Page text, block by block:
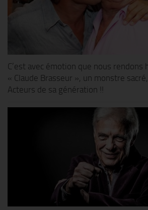
C’est avec émotion que nous rendons
« Claude Brasseur », un monstre
Acteurs de sa génération !!